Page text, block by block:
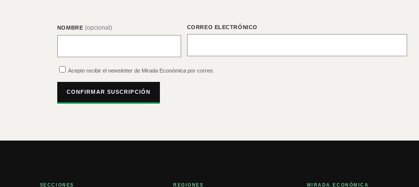
NOMBRE (opcional) CORREO ELECTRÓNICO
Acepto recibir el newsletter de Mirada Económica por correo.
CONFIRMAR SUSCRIPCIÓN
SECCIONES REGIONES MIRADA ECONÓMICA